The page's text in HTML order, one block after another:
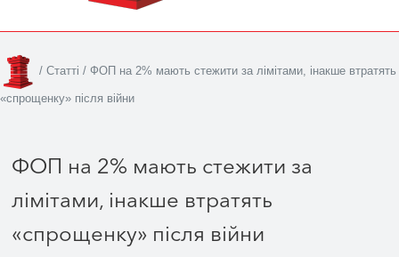
/ Статті / ФОП на 2% мають стежити за лімітами, інакше втратять
«спрощенку» після війни
ФОП на 2% мають стежити за
лімітами, інакше втратять
«спрощенку» після війни